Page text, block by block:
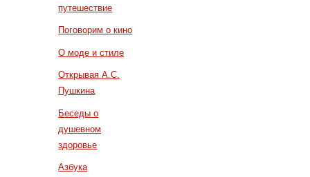
путешествие
Поговорим о кино
О моде и стиле
Открывая А.С.
Пушкина
Беседы о
душевном
здоровье
Азбука